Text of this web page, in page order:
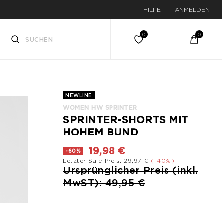
HILFE ANMELDEN
NEWLINE
WOMEN HW SPRINTER
SPRINTER-SHORTS MIT
HOHEM BUND
-60% 19,98 €
Letzter Sale-Preis: 29,97 € (-40%)
Preis reduziert von
Ursprünglicher Preis (inkl.
MwST): 49,95 €bis